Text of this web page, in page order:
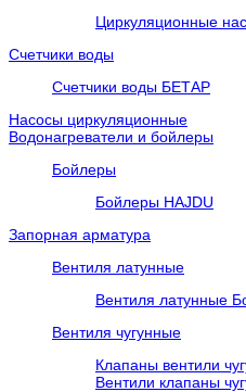
Циркуляционные
Счетчики воды
Счетчики воды БЕТАР
Насосы циркуляционные
Водонагреватели и бойлеры
Бойлеры
Бойлеры HAJDU
Запорная арматура
Вентиля латунные
Вентиля латунные
Вентиля чугунные
Клапаны вентили
Вентили клапаны